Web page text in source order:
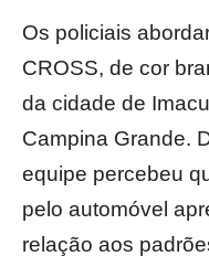
Os policiais
CROSS, de cor
da cidade de
Campina Grande.
equipe percebeu
pelo automóvel
relação aos